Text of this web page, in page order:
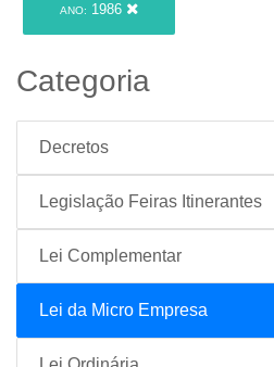
ANO: 1986
Categoria
Decretos
Legislação Feiras Itinerantes
Lei Complementar
Lei da Micro Empresa